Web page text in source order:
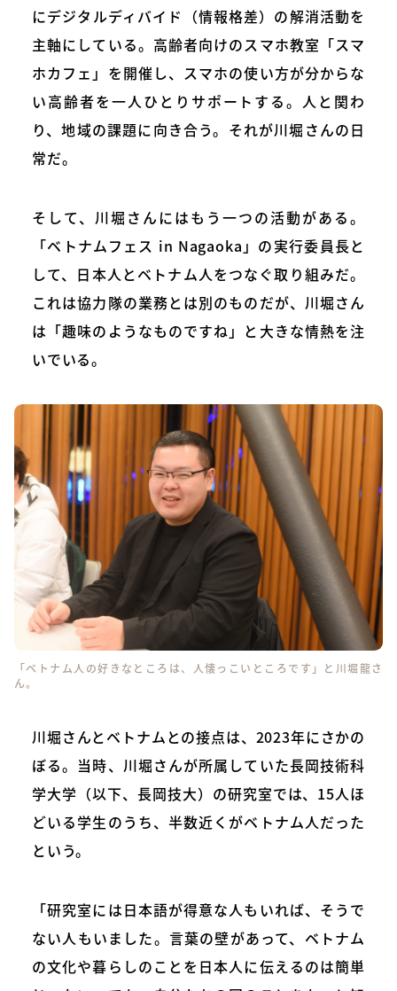
にデジタルディバイド（情報格差）の解消活動を
主軸にしている。高齢者向けのスマホ教室「スマ
ホカフェ」を開催し、スマホの使い方が分からな
い高齢者を一人ひとりサポートする。人と関わ
り、地域の課題に向き合う。それが川堀さんの日
常だ。
そして、川堀さんにはもう一つの活動がある。
「ベトナムフェス in Nagaoka」の実行委員長と
して、日本人とベトナム人をつなぐ取り組みだ。
これは協力隊の業務とは別のものだが、川堀さん
は「趣味のようなものですね」と大きな情熱を注
いでいる。
「ベトナム人の好きなところは、人懐っこいところです」と川堀龍さ
ん。
川堀さんとベトナムとの接点は、2023年にさかの
ぼる。当時、川堀さんが所属していた長岡技術科
学大学（以下、長岡技大）の研究室では、15人ほ
どいる学生のうち、半数近くがベトナム人だった
という。
「研究室には日本語が得意な人もいれば、そうで
ない人もいました。言葉の壁があって、ベトナム
の文化や暮らしのことを日本人に伝えるのは簡単